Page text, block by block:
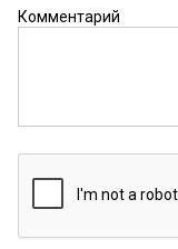
Комментарий